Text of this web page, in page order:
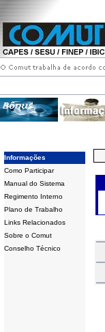
Informações
Como Participar
Manual do Sistema
Regimento Interno
Plano de Trabalho
Links Relacionados
Sobre o Comut
Conselho Técnico